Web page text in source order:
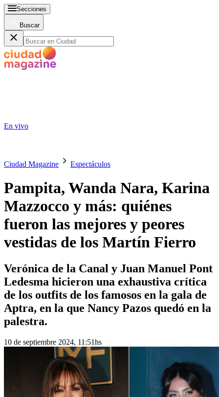
Secciones
Buscar
En vivo
Ciudad Magazine Espectáculos
Pampita, Wanda Nara, Karina
Mazzocco y más: quiénes
fueron las mejores y peores
vestidas de los Martín Fierro
Verónica de la Canal y Juan Manuel Pont
Ledesma hicieron una exhaustiva crítica
de los outfits de los famosos en la gala de
Aptra, en la que Nancy Pazos quedó en la
palestra.
10 de septiembre 2024, 11:51hs